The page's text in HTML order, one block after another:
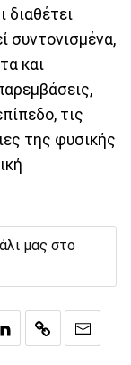
διαθέτει
συντονισμένα,
και
τις
της φυσικής
μας στο